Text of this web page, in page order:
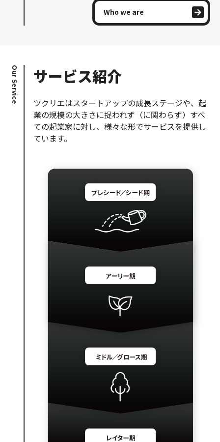
Who we are
Our Service サービス紹介
ツクリエはスタートアップの成長ステージや、起
業の規模の大きさに捉われず（に関わらず）すべ
ての起業家に対し、様々な形でサービスを提供し
ています。